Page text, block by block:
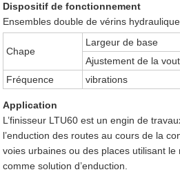
Dispositif de fonctionnement
Ensembles double de vérins
Chape
Largeur de base
Ajustement de la
Fréquence
vibrations
Application
L’finisseur LTU60 est un engin de
l’enduction des routes au cours de la
voies urbaines ou des places utilisant le
comme solution d’enduction.